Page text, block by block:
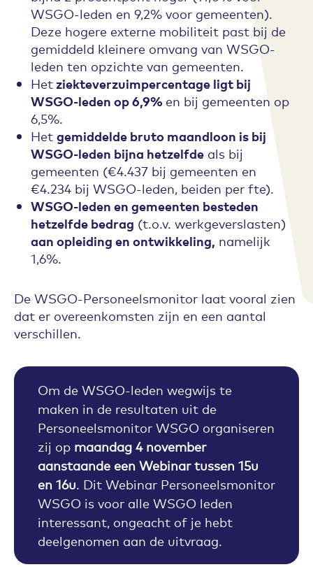
WSGO-leden en 9,2% voor gemeenten).
Deze hogere externe mobiliteit past bij de
gemiddeld kleinere omvang van WSGO-
leden ten opzichte van gemeenten.
Hetziekteverzuimpercentage ligt bij
WSGO-leden op 6,9% en bij gemeenten op
6,5%.
Het gemiddelde bruto maandloon is bij
WSGO-leden bijna hetzelfde als bij
gemeenten (€4.437 bij gemeenten en
€4.234 bij WSGO-leden, beiden per fte).
WSGO-leden en gemeenten besteden
hetzelfde bedrag (t.o.v. werkgeverslasten)
aan opleiding en ontwikkeling, namelijk
1,6%.
De WSGO-Personeelsmonitor laat vooral zien
dat er overeenkomsten zijn en een aantal
verschillen.
Om de WSGO-leden wegwijs te
maken in de resultaten uit de
Personeelsmonitor WSGO organiseren
zij op maandag 4 november
aanstaande een Webinar tussen 15u
en 16u . Dit Webinar Personeelsmonitor
WSGO is voor alle WSGO leden
interessant, ongeacht of je hebt
deelgenomen aan de uitvraag.